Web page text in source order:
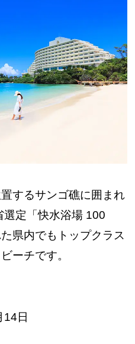
するサンゴ礁に囲まれ
選定「快水浴場 100
県内でもトップクラス
ーチです。
14日